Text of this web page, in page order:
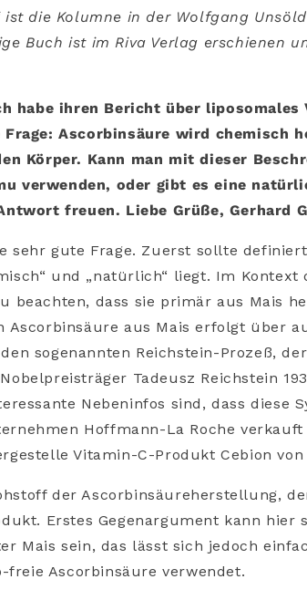
ist die Kolumne in der Wolfgang
Buch ist im Riva Verlag erschienen
habe ihren Bericht über liposomales
Frage: Ascorbinsäure wird chemisch
Körper. Kann man mit dieser
verwenden, oder gibt es eine
freuen. Liebe Grüße, Gerhard
sehr gute Frage. Zuerst sollte
und „natürlich“ liegt. Im Kontext
beachten, dass sie primär aus Mais
Ascorbinsäure aus Mais erfolgt über
sogenannten Reichstein-Prozeß,
Tadeusz Reichstein
Nebeninfos sind, dass diese
Hoffmann-La Roche
Vitamin-C-Produkt Cebion von
der Ascorbinsäureherstellung,
Erstes Gegenargument kann hier
Mais sein, das lässt sich jedoch
Ascorbinsäure verwendet.